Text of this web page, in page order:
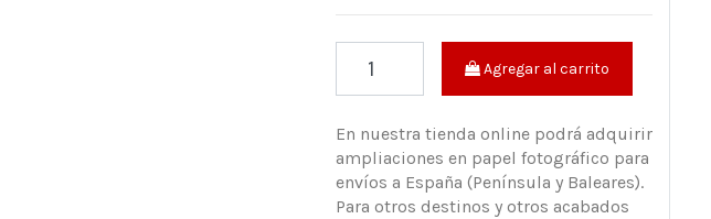
Agregar al carrito
En nuestra tienda online podrá adquirir
ampliaciones en papel fotográfico para
envíos a España (Península y Baleares).
Para otros destinos y otros acabados